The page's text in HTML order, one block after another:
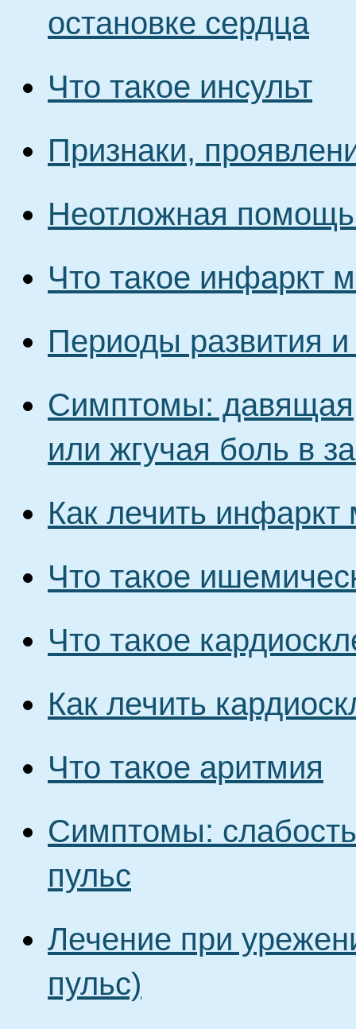
остановке сердца
Что такое инсульт
Признаки,
Неотложная помощь
Что такое инфаркт
Периоды развития
Симптомы:
или жгучая боль в
Как лечить инфаркт
Что такое
Что такое
Как лечить
Что такое аритмия
Симптомы:
пульс
Лечение при
пульс)